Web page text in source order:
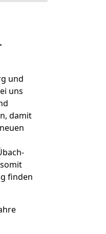
und
uns
damit
finden